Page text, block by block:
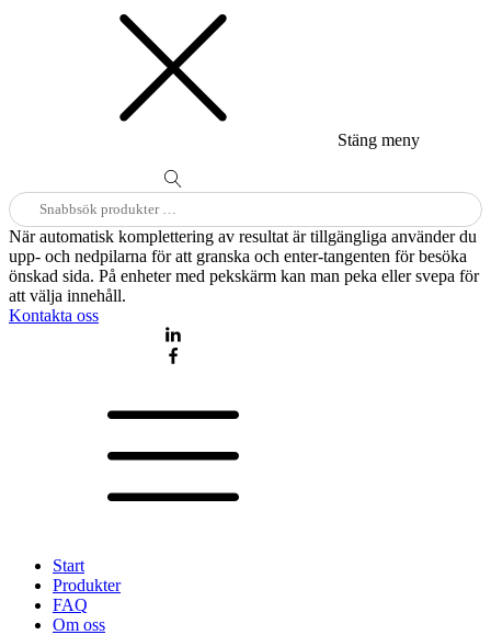
Stäng meny
Sök
efter:
När automatisk komplettering av resultat är tillgängliga använder du
upp- och nedpilarna för att granska och enter-tangenten för besöka
önskad sida. På enheter med pekskärm kan man peka eller svepa för
att välja innehåll.
Kontakta oss
Start
Produkter
FAQ
Om oss